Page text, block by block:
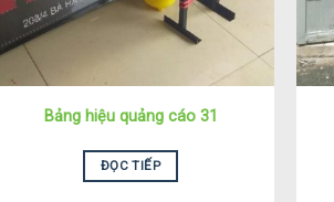
Bảng hiệu quảng cáo 31
ĐỌC TIẾP